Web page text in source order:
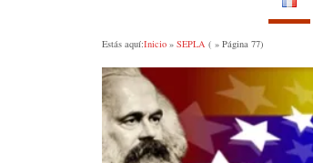
Estás aquí:Inicio » SEPLA ( » Página 77)